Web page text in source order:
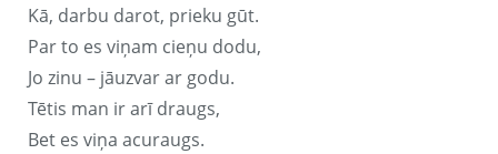
Kā, darbu darot, prieku gūt.
Par to es viņam cieņu dodu,
Jo zinu – jāuzvar ar godu.
Tētis man ir arī draugs,
Bet es viņa acuraugs.